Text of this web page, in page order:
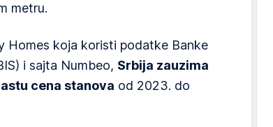
metru.
Homes koja koristi podatke Banke
i sajta Numbeo, Srbija zauzima
cena stanova od 2023. do